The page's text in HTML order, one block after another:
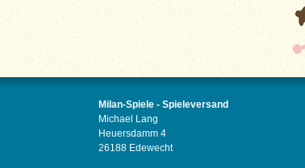
Milan-Spiele - Spieleversand
Michael Lang
Heuersdamm 4
26188 Edewecht